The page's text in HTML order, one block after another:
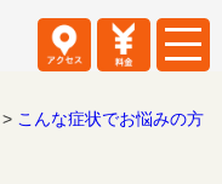
> こんな症状でお悩みの方